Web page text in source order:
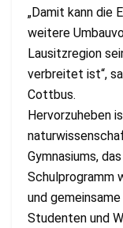
„Damit kann die
weitere
Lausitzregion
verbreitet ist“,
Cottbus.
Hervorzuheben
Gymnasiums,
Schulprogramm
und
Studenten und